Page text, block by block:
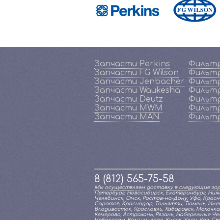
Запчасти Perkins
Запчасти FG Wilson
Запчасти Jenbacher
Запчасти Waukesha
Запчасти Deutz
Запчасти MWM
Запчасти MAN
8 (812) 565-75-58
Мы осуществляем доставку в следующие
Петербург, Новосибирск, Екатеринбург,
Челябинск, Омск, Ростов-на-Дону, Уфа,
Саратов, Краснодар, Тольятти, Тюмень,
Владивосток, Ярославль, Хабаровск,
Кемерово, Астрахань, Рязань, Набережные